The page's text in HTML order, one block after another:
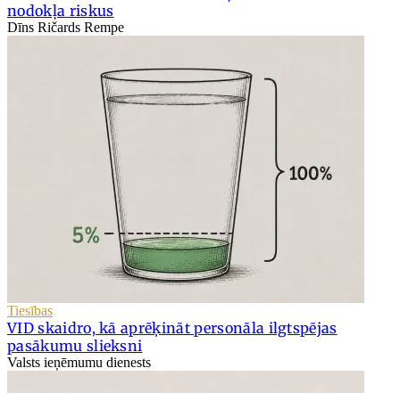
nodokļa riskus
Dīns Ričards Rempe
Tiesības
VID skaidro, kā aprēķināt personāla ilgtspējas
pasākumu slieksni
Valsts ieņēmumu dienests